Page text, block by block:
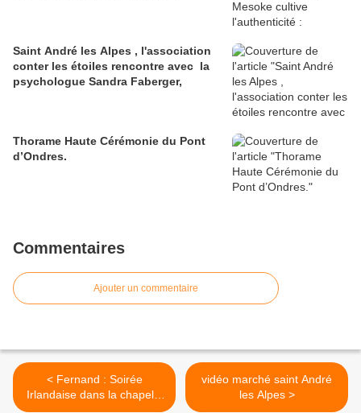
Saint André les Alpes , l'association
conter les étoiles rencontre avec la
psychologue Sandra Faberger,
Thorame Haute Cérémonie du Pont
d’Ondres.
Commentaires
Ajouter un commentaire
< Fernand : Soirée
Irlandaise dans la chapelle
de Gévaudan
vidéo marché saint André
les Alpes >